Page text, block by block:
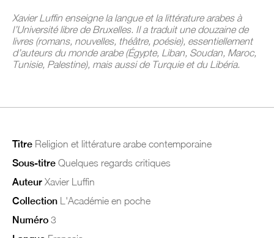
Xavier Luffin enseigne la langue et la littérature arabes à
l’Université libre de Bruxelles. Il a traduit une douzaine de
livres (romans, nouvelles, théâtre, poésie), essentiellement
d’auteurs du monde arabe (Égypte, Liban, Soudan, Maroc,
Tunisie, Palestine), mais aussi de Turquie et du Libéria.
Titre Religion et littérature arabe contemporaine
Sous-titre Quelques regards critiques
Auteur Xavier Luffin
Collection L'Académie en poche
Numéro 3